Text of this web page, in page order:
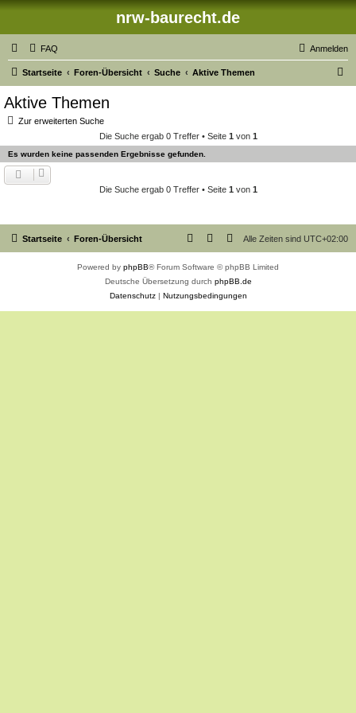
nrw-baurecht.de
FAQ Anmelden
Startseite Foren-Übersicht Suche Aktive Themen
e
Aktive Themen
Zur erweiterten Suche
Die Suche ergab 0 Treffer • Seite 1 von 1
Es wurden keine passenden Ergebnisse gefunden.
Die Suche ergab 0 Treffer • Seite 1 von 1
Startseite Foren-Übersicht Alle Zeiten sind UTC+02:00
Powered by phpBB® Forum Software © phpBB Limited
Deutsche Übersetzung durch phpBB.de
Datenschutz| Nutzungsbedingungen